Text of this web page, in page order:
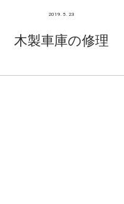
2019. 5. 23
木製車庫の修理